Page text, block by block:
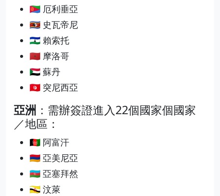
🇪🇷 厄利垂亞
🇸🇿 史瓦帝尼
🇱🇸 賴索托
🇲🇦 摩洛哥
🇸🇩 蘇丹
🇹🇳 突尼西亞
亞洲 ：需辦簽證進入22個國家個國家
／地區：
🇦🇫 阿富汗
🇦🇲 亞美尼亞
🇦🇿 亞塞拜然
🇧🇳 汶萊